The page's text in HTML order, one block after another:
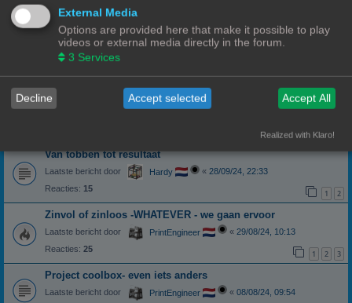
Laatste bericht door
Reacties:
Frikandellen bakken
Laatste bericht door
Reacties:2
Nieuwe baan
Laatste bericht door PrintEngineer
24/12/24, 07:53
1 2
Van tobben tot resultaat
Laatste bericht door Hardy « 28/09/24, 22:33
Reacties: 15 1 2
Zinvol of zinloos -WHATEVER - we gaan ervoor
Laatste bericht door PrintEngineer « 29/08/24, 10:13
Reacties: 25 1 2 3
Project coolbox- even iets anders
Laatste bericht door PrintEngineer « 08/08/24, 09:54
External Media
Options are provided here that make it possible to play
videos or external media directly in the forum.
3 Services
Decline Accept selected Accept All
Realized with Klaro!